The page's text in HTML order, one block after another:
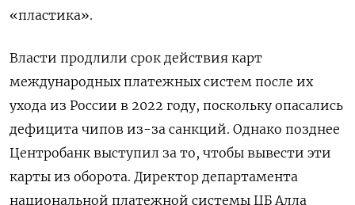
«пластика».
Власти продлили срок действия карт
международных платежных систем после их
ухода из России в 2022 году, поскольку опасались
дефицита чипов из-за санкций. Однако позднее
Центробанк выступил за то, чтобы вывести эти
карты из оборота. Директор департамента
национальной платежной системы ЦБ Алла